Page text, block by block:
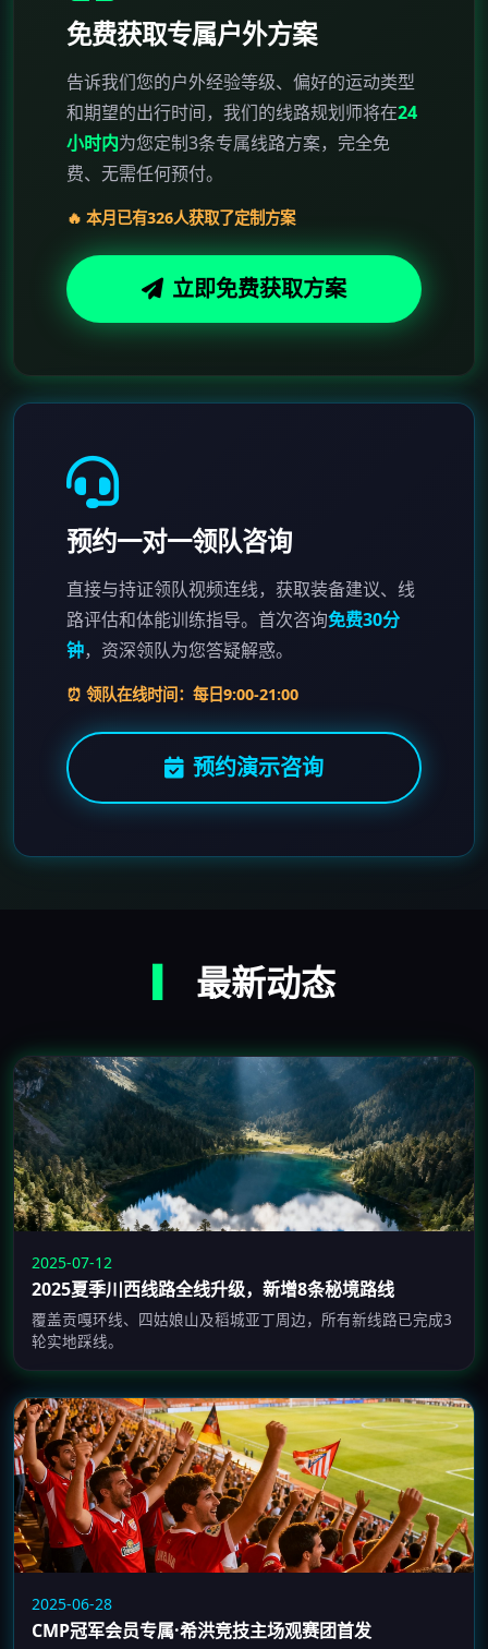
免费获取专属户外方案
告诉我们您的户外经验等级、偏好的运动类型
和期望的出行时间，我们的线路规划师将在24
小时内为您定制3条专属线路方案，完全免
费、无需任何预付。
🔥 本月已有326人获取了定制方案
立即免费获取方案
预约一对一领队咨询
直接与持证领队视频连线，获取装备建议、线
路评估和体能训练指导。首次咨询免费30分
钟，资深领队为您答疑解惑。
⏰ 领队在线时间：每日9:00-21:00
预约演示咨询
最新动态
2025-07-12
2025夏季川西线路全线升级，新增8条秘境路线
覆盖贡嘎环线、四姑娘山及稻城亚丁周边，所有新线路已完成3
轮实地踩线。
2025-06-28
CMP冠军会员专属·希洪竞技主场观赛团首发